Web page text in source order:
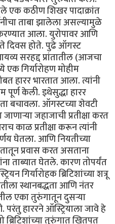
एक कठीण शिखर पादाक्रांत
ताबा झालेला असल्यामुळे
आला. युरोपावर आणि
दिवस होते. पुढे ऑगस्ट
सरहद्द प्रांतातील (आजचा
एक गिर्यारोहण मोहीम
हारर भारतात आला. त्यांनी
पूर्ण केली. इथेसुद्धा हारर
बचावला. ऑगस्टच्या शेवटी
जहाजाची प्रतीक्षा करत
काळ प्रतीक्षा करून त्यांनी
घेतला. आणि नियतीच्या
प्रवास करत असताना
ताब्यात घेतले. कारण तोपर्यंत
गिर्यारोहक ब्रिटिशांच्या शत्रू
स्थानबद्धता आणि नंतर
एका तुरुंगातून दुसर्‍या
हाररने ऑस्ट्रियाला जावे हे
तुरुंगात खितपत